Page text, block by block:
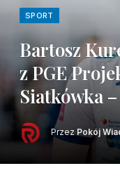
SPORT
Bartosz
z PGE
Siatkówka
Przez Pokój